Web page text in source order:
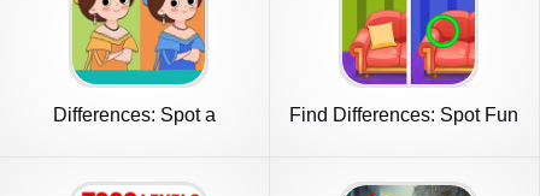
Differences: Spot a
Find Differences: Spot Fun